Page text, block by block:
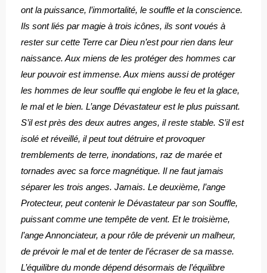
ont la puissance, l’immortalité, le souffle et la conscience.
Ils sont liés par magie à trois icônes, ils sont voués à
rester sur cette Terre car Dieu n’est pour rien dans leur
naissance. Aux miens de les protéger des hommes car
leur pouvoir est immense. Aux miens aussi de protéger
les hommes de leur souffle qui englobe le feu et la glace,
le mal et le bien. L’ange Dévastateur est le plus puissant.
S’il est près des deux autres anges, il reste stable. S’il est
isolé et réveillé, il peut tout détruire et provoquer
tremblements de terre, inondations, raz de marée et
tornades avec sa force magnétique. Il ne faut jamais
séparer les trois anges. Jamais. Le deuxième, l’ange
Protecteur, peut contenir le Dévastateur par son Souffle,
puissant comme une tempête de vent. Et le troisième,
l’ange Annonciateur, a pour rôle de prévenir un malheur,
de prévoir le mal et de tenter de l’écraser de sa masse.
L’équilibre du monde dépend désormais de l’équilibre